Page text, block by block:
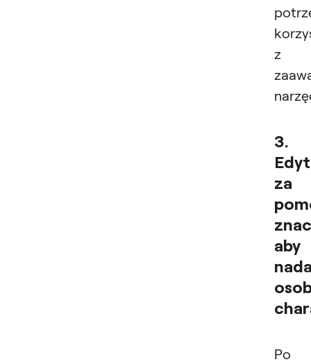
z
3.
za
aby
Po